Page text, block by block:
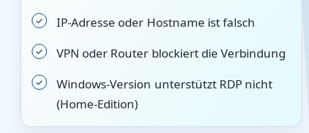
IP-Adresse oder Hostname ist falsch
VPN oder Router blockiert die Verbindung
Windows-Version unterstützt RDP nicht
(Home-Edition)